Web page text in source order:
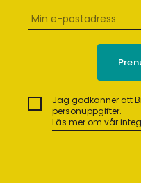
Jag godkänner att
personuppgifter.
Läs mer om vår